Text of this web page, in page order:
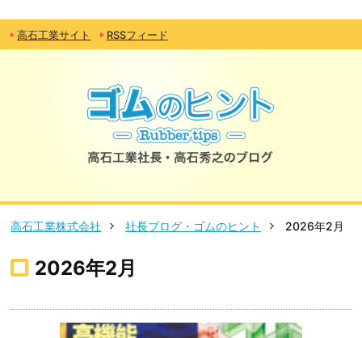
高石工業サイト RSSフィード
高石工業株式会社 社長ブログ・ゴムのヒント 2026年2月
2026年2月